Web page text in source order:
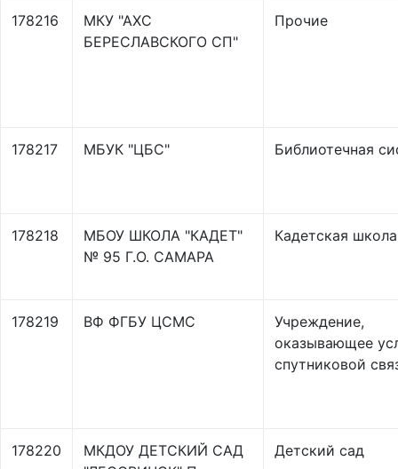
178216
МКУ "АХС
БЕРЕСЛАВСКОГО СП"
Прочие
178217 МБУК "ЦБС" Библиотечная
178218
МБОУ ШКОЛА "КАДЕТ"
№ 95 Г.О. САМАРА
Кадетская школа
178219 ВФ ФГБУ ЦСМС
Учреждение,
оказывающее
спутниковой
178220
МКДОУ ДЕТСКИЙ САД
Детский сад